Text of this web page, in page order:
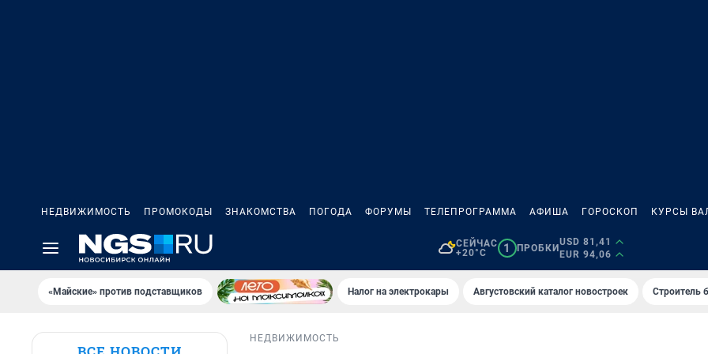
НЕДВИЖИМОСТЬ ПРОМОКОДЫ ЗНАКОМСТВА ПОГОДА ФОРУМЫ ТЕЛЕПРОГРАММА АФИША ГОРОСКОП КУРСЫ
СЕЙЧАС
+20°C
1 ПРОБКИ
USD 81,41
EUR 94,06
«Майские» против подставщиков Налог на электрокары Августовский каталог новостроек Строитель
НЕДВИЖИМОСТЬ